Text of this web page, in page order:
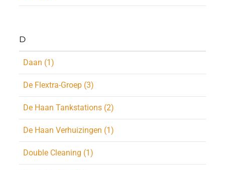
D
Daan (1)
De Flextra-Groep (3)
De Haan Tankstations (2)
De Haan Verhuizingen (1)
Double Cleaning (1)